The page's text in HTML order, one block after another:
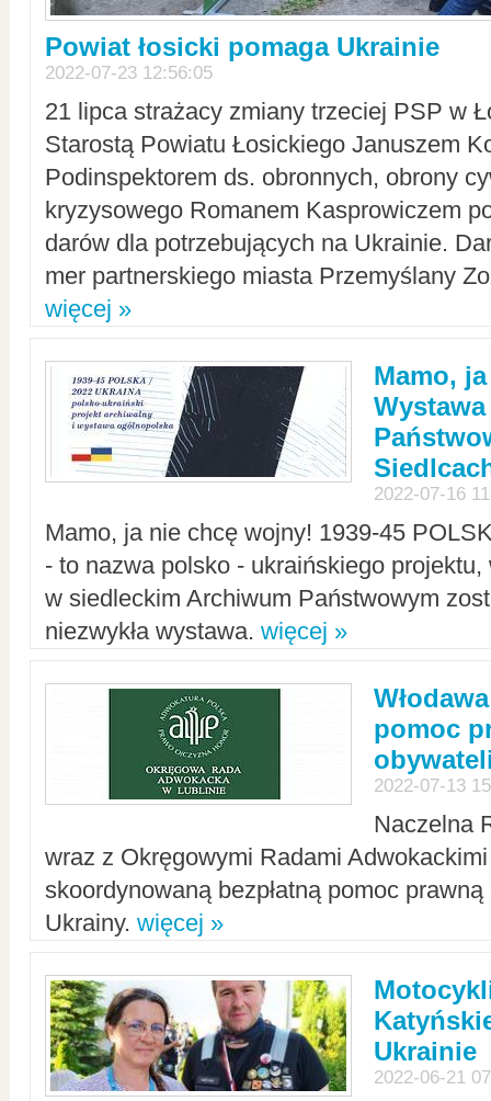
Powiat łosicki pomaga Ukrainie
2022-07-23 12:56:05
21 lipca strażacy zmiany trzeciej PSP w
Starostą Powiatu Łosickiego Januszem
Podinspektorem ds. obronnych, obrony
kryzysowego Romanem Kasprowiczem
darów dla potrzebujących na Ukrainie.
mer partnerskiego miasta Przemyślany
więcej »
Mamo,
2022-07-16
Mamo, ja nie chcę wojny! 1939-45
- to nazwa polsko - ukraińskiego
w siedleckim Archiwum Państwowym
niezwykła wystawa. więcej »
pomoc
2022-07-13
Naczelna
wraz z Okręgowymi Radami Adwokackimi
skoordynowaną bezpłatną pomoc
Ukrainy. więcej »
Ukrainie
2022-06-21